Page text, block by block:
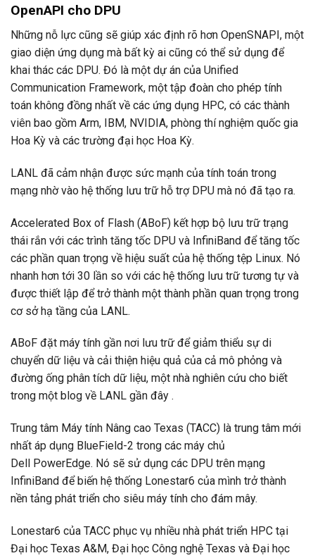
OpenAPI cho DPU
Những nỗ lực cũng sẽ giúp xác định rõ hơn OpenSNAPI, một
giao diện ứng dụng mà bất kỳ ai cũng có thể sử dụng để
khai thác các DPU. Đó là một dự án của Unified
Communication Framework, một tập đoàn cho phép tính
toán không đồng nhất về các ứng dụng HPC, có các thành
viên bao gồm Arm, IBM, NVIDIA, phòng thí nghiệm quốc gia
Hoa Kỳ và các trường đại học Hoa Kỳ.
LANL đã cảm nhận được sức mạnh của tính toán trong
mạng nhờ vào hệ thống lưu trữ hỗ trợ DPU mà nó đã tạo ra.
Accelerated Box of Flash (ABoF) kết hợp bộ lưu trữ trạng
thái rắn với các trình tăng tốc DPU và InfiniBand để tăng tốc
các phần quan trọng về hiệu suất của hệ thống tệp Linux. Nó
nhanh hơn tới 30 lần so với các hệ thống lưu trữ tương tự và
được thiết lập để trở thành một thành phần quan trọng trong
cơ sở hạ tầng của LANL.
ABoF đặt máy tính gần nơi lưu trữ để giảm thiểu sự di
chuyển dữ liệu và cải thiện hiệu quả của cả mô phỏng và
đường ống phân tích dữ liệu, một nhà nghiên cứu cho biết
trong một blog về LANL gần đây .
Trung tâm Máy tính Nâng cao Texas (TACC) là trung tâm mới
nhất áp dụng BlueField-2 trong các máy chủ
Dell PowerEdge. Nó sẽ sử dụng các DPU trên mạng
InfiniBand để biến hệ thống Lonestar6 của mình trở thành
nền tảng phát triển cho siêu máy tính cho đám mây.
Lonestar6 của TACC phục vụ nhiều nhà phát triển HPC tại
Đại học Texas A&M, Đại học Công nghệ Texas và Đại học